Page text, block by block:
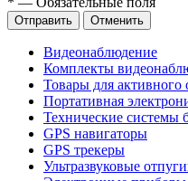
Отправить Отменить
Видеонаблюдение
Комплекты
Товары для активного
Портативная
Технические системы
GPS навигаторы
GPS трекеры
Ультразвуковые